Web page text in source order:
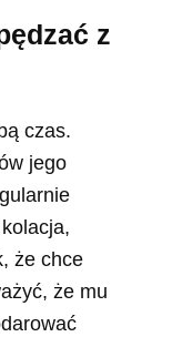
z
czas.
jego
że chce
że mu